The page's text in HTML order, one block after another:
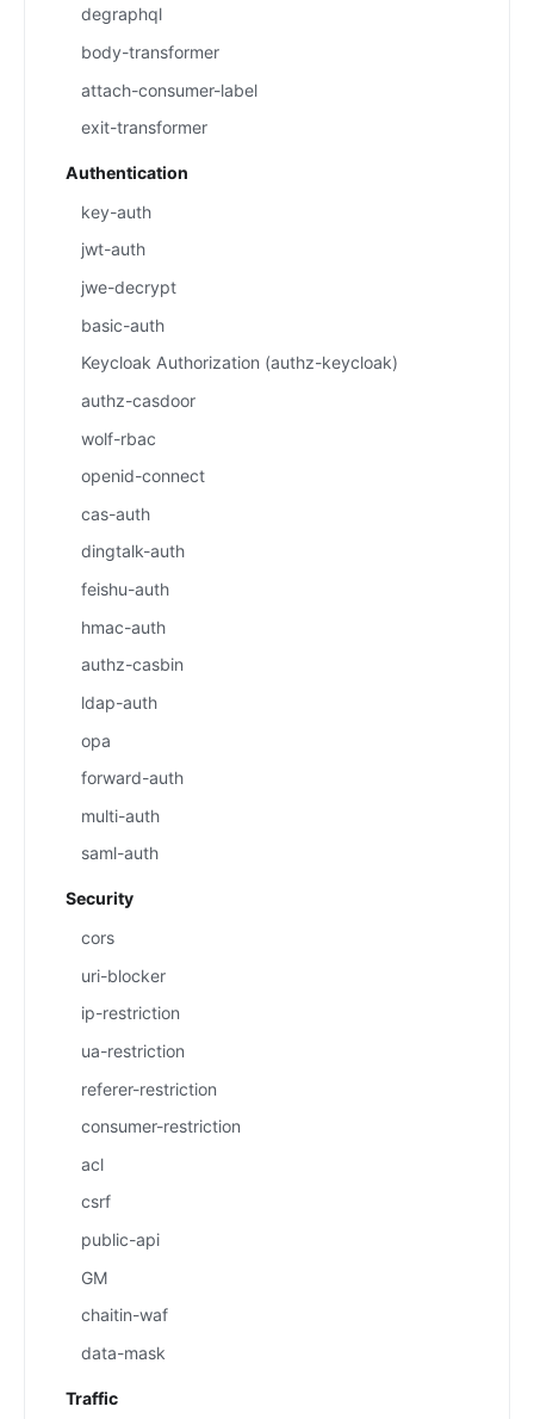
degraphql
body-transformer
attach-consumer-label
exit-transformer
Authentication
key-auth
jwt-auth
jwe-decrypt
basic-auth
Keycloak Authorization (authz-keycloak)
authz-casdoor
wolf-rbac
openid-connect
cas-auth
dingtalk-auth
feishu-auth
hmac-auth
authz-casbin
ldap-auth
opa
forward-auth
multi-auth
saml-auth
Security
cors
uri-blocker
ip-restriction
ua-restriction
referer-restriction
consumer-restriction
acl
csrf
public-api
GM
chaitin-waf
data-mask
Traffic